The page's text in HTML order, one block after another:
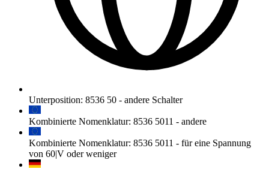
Unterposition: 8536 50 - andere Schalter
Kombinierte Nomenklatur: 8536 5011 - andere
Kombinierte Nomenklatur: 8536 5011 - für eine Spannung
von 60|V oder weniger